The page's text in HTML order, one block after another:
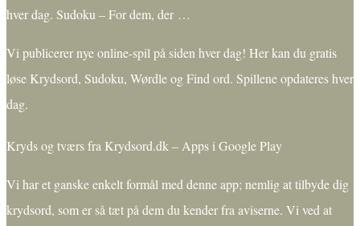
hver dag. Sudoku – For dem, der …
Vi publicerer nye online-spil på siden hver dag! Her kan du gratis
løse Krydsord, Sudoku, Wørdle og Find ord. Spillene opdateres hver
dag.
Kryds og tværs fra Krydsord.dk – Apps i Google Play
Vi har et ganske enkelt formål med denne app; nemlig at tilbyde dig
krydsord, som er så tæt på dem du kender fra aviserne. Vi ved at